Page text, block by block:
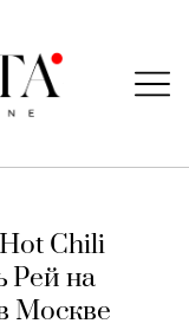
Chili
Рей на
Москве